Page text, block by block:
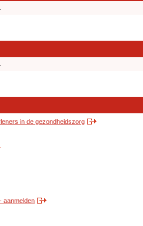
in de gezondheidszorg
aanmelden